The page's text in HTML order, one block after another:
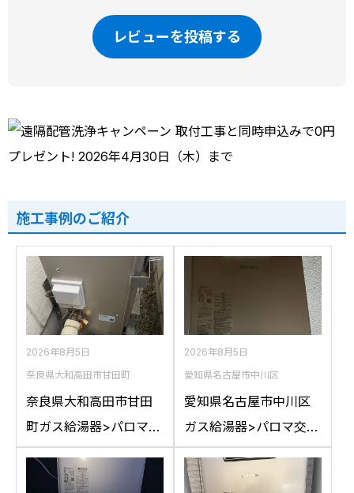
レビューを投稿する
施工事例のご紹介
2026年8月5日
奈良県大和高田市甘田町
奈良県大和高田市甘田
町ガス給湯器>パロマ交
換工事施工事例：リン
ナイRFS-A2400SAか
2026年8月5日
愛知県名古屋市中川区
愛知県名古屋市中川区
ガス給湯器>パロマ交換
工事施工事例：ハウス
テックWZ161FEPから